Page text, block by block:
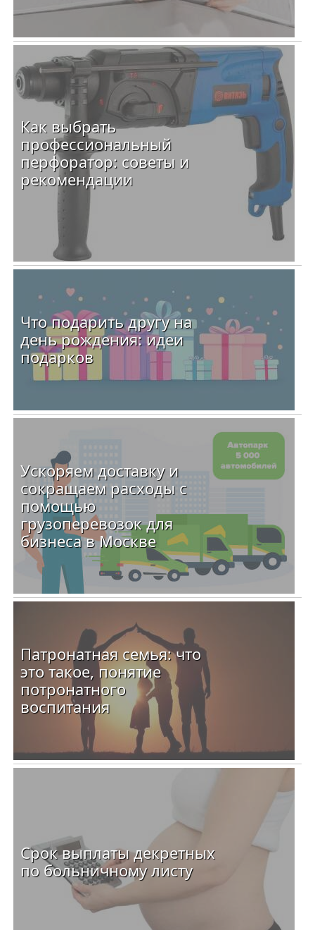
Как выбрать
профессиональный
перфоратор: советы и
рекомендации
Что подарить другу на
день рождения: идеи
подарков
Ускоряем доставку и
сокращаем расходы с
помощью
грузоперевозок для
бизнеса в Москве
Патронатная семья: что
это такое, понятие
потронатного
воспитания
Срок выплаты декретных
по больничному листу